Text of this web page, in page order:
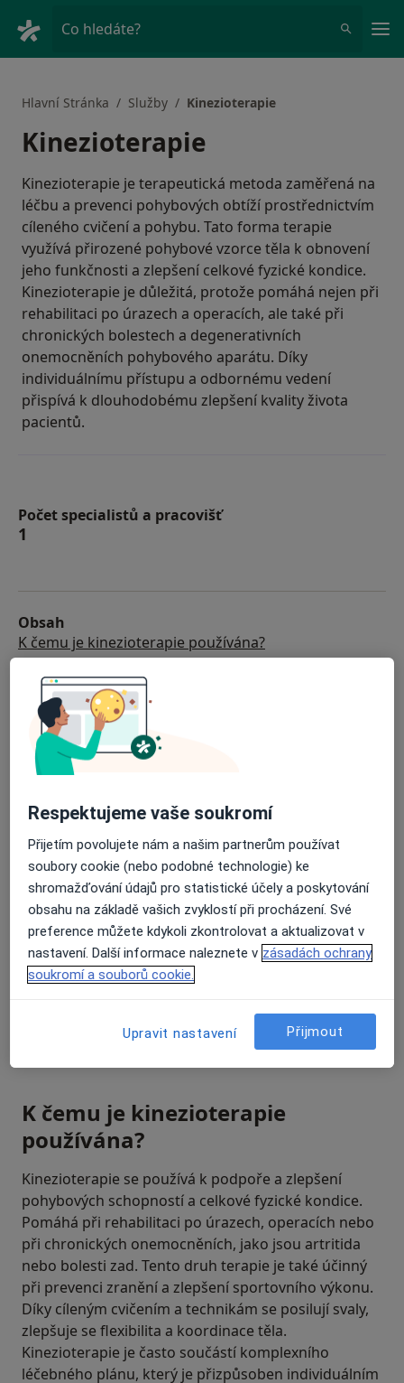
Co hledáte?
Hlavní Stránka Služby Kinezioterapie
Kinezioterapie
Kinezioterapie je terapeutická metoda zaměřená na
léčbu a prevenci pohybových obtíží prostřednictvím
cíleného cvičení a pohybu. Tato forma terapie
využívá přirozené pohybové vzorce těla k obnovení
jeho funkčnosti a zlepšení celkové fyzické kondice.
Kinezioterapie je důležitá, protože pomáhá nejen při
rehabilitaci po úrazech a operacích, ale také při
chronických bolestech a degenerativních
onemocněních pohybového aparátu. Díky
individuálnímu přístupu a odbornému vedení
přispívá k dlouhodobému zlepšení kvality života
pacientů.
Počet specialistů a pracovišť
1
Obsah
K čemu je kinezioterapie používána?
Jak probíhá kinezioterapie?
Jak dlouho trvá kinezioterapie?
Jak se připravit na kinezioterapii?
Kinezioterapie: Doporučení specialisté a centra
Často kladené otázky
K čemu je kinezioterapie
používána?
Kinezioterapie se používá k podpoře a zlepšení
pohybových schopností a celkové fyzické kondice.
Pomáhá při rehabilitaci po úrazech, operacích nebo
při chronických onemocněních, jako jsou artritida
nebo bolesti zad. Tento druh terapie je také účinný
při prevenci zranění a zlepšení sportovního výkonu.
Díky cíleným cvičením a technikám se posilují svaly,
zlepšuje se flexibilita a koordinace těla.
Kinezioterapie je často součástí komplexního
léčebného plánu, který je přizpůsoben individuálním
Respektujeme vaše soukromí
Přijetím povolujete nám a našim partnerům používat
soubory cookie (nebo podobné technologie) ke
shromažďování údajů pro statistické účely a poskytování
obsahu na základě vašich zvyklostí při procházení. Své
preference můžete kdykoli zkontrolovat a aktualizovat v
nastavení. Další informace naleznete v zásadách ochrany
soukromí a souborů cookie.
Upravit nastavení Přijmout